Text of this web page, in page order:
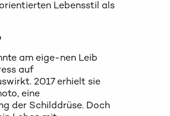
Lebensstil als
am eige-nen Leib
auf
2017 erhielt sie
eine
der Schilddrüse. Doch